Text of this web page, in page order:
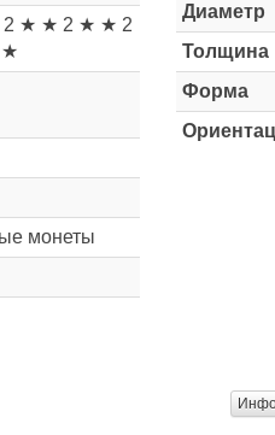
2 ★ ★ 2 ★ ★ 2
★
монеты
Диаметр
Толщина
Форма